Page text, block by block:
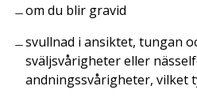
om du blir gravid
svullnad i ansiktet, tungan
sväljsvårigheter eller
andningssvårigheter, vilket